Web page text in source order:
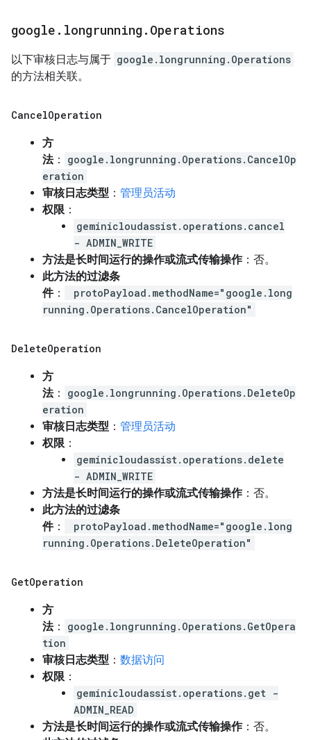
google . longrunning . Operations
以下审核日志与属于 google.longrunning.Operations
的方法相关联。
CancelOperation
方
法：
google.longrunning.Operations.CancelOp
eration
审核日志类型 ： 管理员活动
权限 ：
geminicloudassist.operations.cancel
- ADMIN_WRITE
方法是长时间运行的操作或流式传输操作：否。
此方法的过滤条
件：
protoPayload.methodName="google.long
running.Operations.CancelOperation"
DeleteOperation
方
法：
google.longrunning.Operations.DeleteOp
eration
审核日志类型 ： 管理员活动
权限 ：
geminicloudassist.operations.delete
- ADMIN_WRITE
方法是长时间运行的操作或流式传输操作：否。
此方法的过滤条
件：
protoPayload.methodName="google.long
running.Operations.DeleteOperation"
GetOperation
方
法：
google.longrunning.Operations.GetOpera
tion
审核日志类型 ： 数据访问
权限 ：
geminicloudassist.operations.get -
ADMIN_READ
方法是长时间运行的操作或流式传输操作：否。